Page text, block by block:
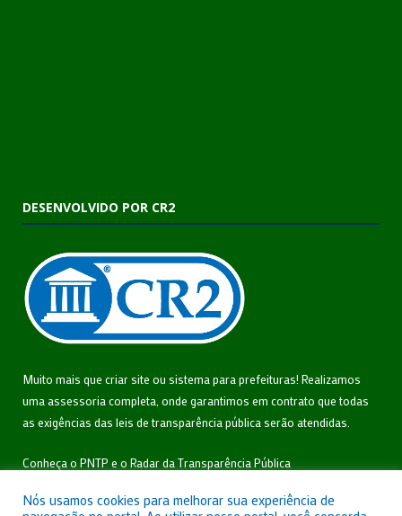
DESENVOLVIDO POR CR2
Muito mais que criar site ou sistema para prefeituras! Realizamos
uma assessoria completa, onde garantimos em contrato que todas
as exigências das leis de transparência pública serão atendidas.
Conheça o PNTP e o Radar da Transparência Pública
Nós usamos cookies para melhorar sua experiência de